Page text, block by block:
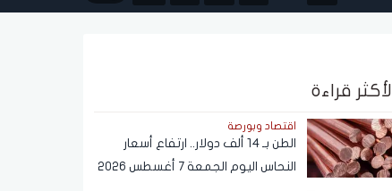
الأكثر قراءة
اقتصاد وبورصة
الطن بـ 14 ألف دولار.. ارتفاع أسعار
النحاس اليوم الجمعة 7 أغسطس 2026